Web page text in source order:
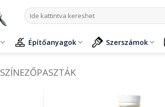
Keresés
a
Építőanyagok Szerszámok
SZÍNEZŐPASZTÁK